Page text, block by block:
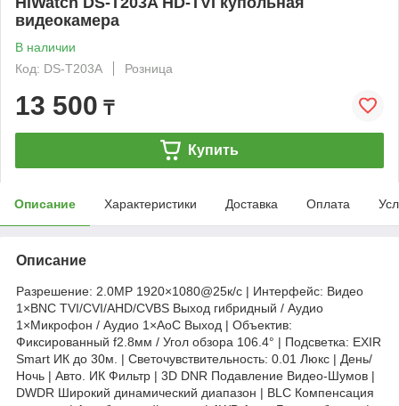
видеокамера
В наличии
Код: DS-T203A
Розница
13 500 ₸
Купить
Описание Характеристики Доставка Оплата
Описание
Разрешение: 2.0MP 1920×1080@25к/с | Интерфейс: Видео
1×BNC TVI/CVI/AHD/CVBS Выход гибридный / Аудио
1×Микрофон / Аудио 1×AoC Выход | Объектив:
Фиксированный f2.8мм / Угол обзора 106.4° | Подсветка: EXIR
Smart ИК до 30м. | Светочувствительность: 0.01 Люкс | День/
Ночь | Авто. ИК Фильтр | 3D DNR Подавление Видео-Шумов |
DWDR Широкий динамический диапазон | BLC Компенсация